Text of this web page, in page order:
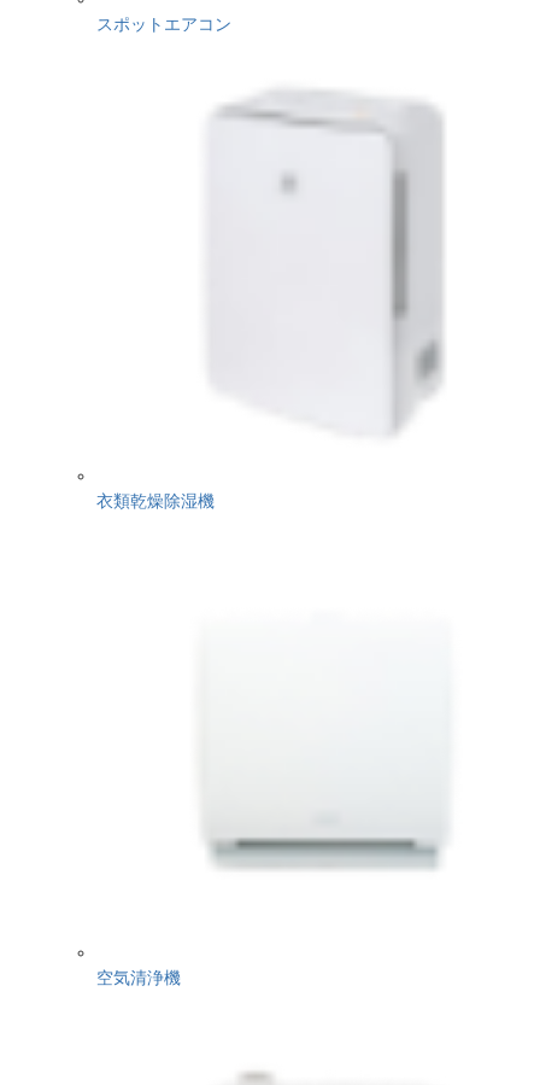
スポットエアコン
衣類乾燥除湿機
空気清浄機